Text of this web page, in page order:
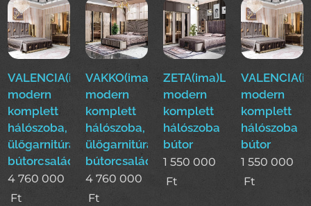
VALENCIA(ima)Luxus
modern
komplett
hálószoba,
ülőgarnitúra,étkező
bútorcsalád!
4 760 000
Ft
VAKKO(ima)Luxus
modern
komplett
hálószoba,
ülőgarnitúra,étkező
bútorcsalád!
4 760 000
Ft
ZETA(ima)Luxus
modern
komplett
hálószoba
bútor
1 550 000
Ft
modern
komplett
hálószoba
bútor
1 550 000
Ft